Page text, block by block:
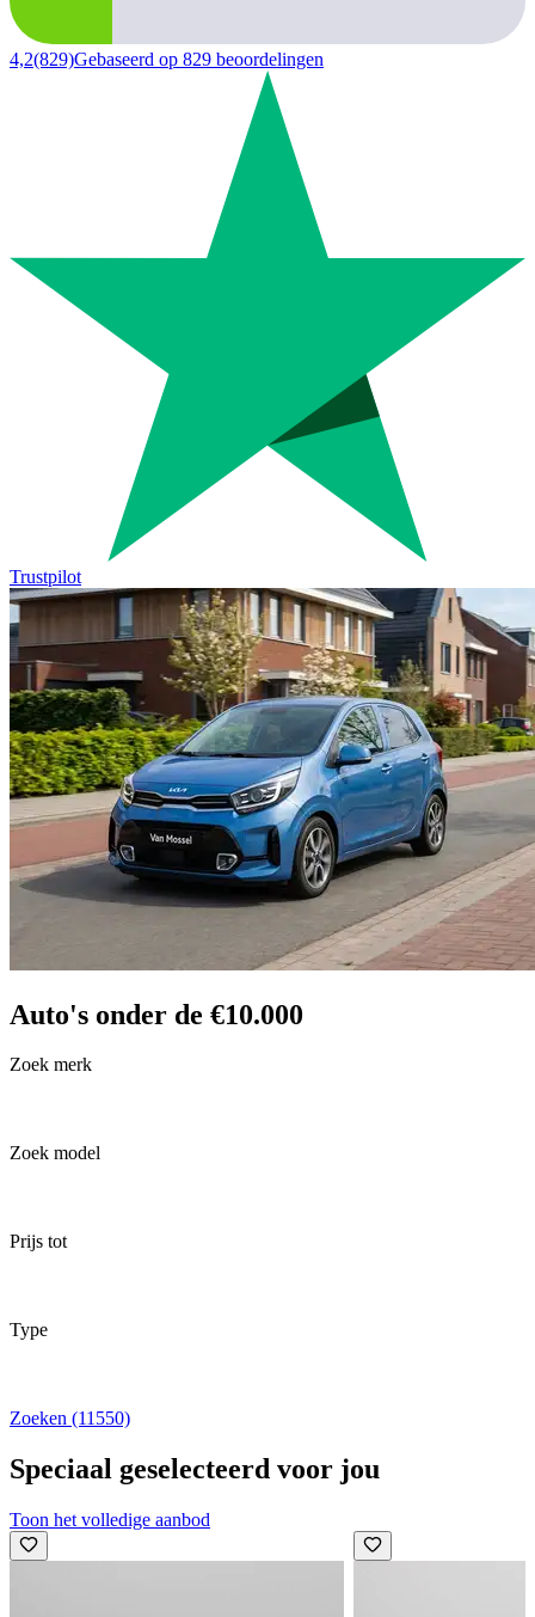
4,2(829)Gebaseerd op 829 beoordelingen
Trustpilot
Auto's onder de €10.000
Zoek merk
Zoek model
Prijs tot
Type
Zoeken (11550)
Speciaal geselecteerd voor jou
Toon het volledige aanbod